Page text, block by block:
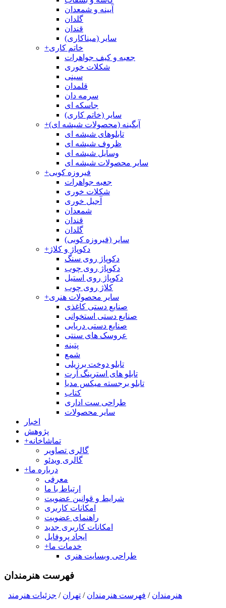
آیینه و شمعدان
گلدان
قندان
سایر (میناکاری)
+خاتم کاری
جعبه و کیف جواهرات
شکلات خوری
سینی
قلمدان
سرمه دان
جاسکه ای
سایر (خاتم کاری)
+آبگینه (محصولات شیشه ای)
تابلوهای شیشه ای
ظروف شیشه ای
وسایل شیشه ای
سایر محصولات شیشه ای
+فیروزه کوبی
جعبه جواهرات
شکلات خوری
آجیل خوری
شمعدان
قندان
گلدان
سایر (فیروزه کوبی)
+دکوپاژ و کلاژ
دکوپاژ روی سنگ
دکوپاژ روی چوب
دکوپاژ روی استیل
کلاژ روی چوب
+سایر محصولات هنری
صنایع دستی کاغذی
صنایع دستی استخوانی
صنایع دستی دریایی
عروسک های سنتی
پتینه
شمع
تابلو دوخت برزیلی
تابلو های استرینگ آرت
تابلو برجسته میکس مدیا
کتاب
طراحی ست اداری
سایر محصولات
اخبار
پژوهش
+تماشاخانه
گالری تصاویر
گالری ویدئو
+درباره ما
معرفی
ارتباط با ما
شرایط و قوانین عضویت
امکانات کاربری
راهنمای عضویت
امکانات کاربری جدید
ایجاد پروفایل
+خدمات ما
طراحی وبسایت هنری
فهرست هنرمندان
هنرمندان / فهرست هنرمندان / تهران / جزئیات هنرمند